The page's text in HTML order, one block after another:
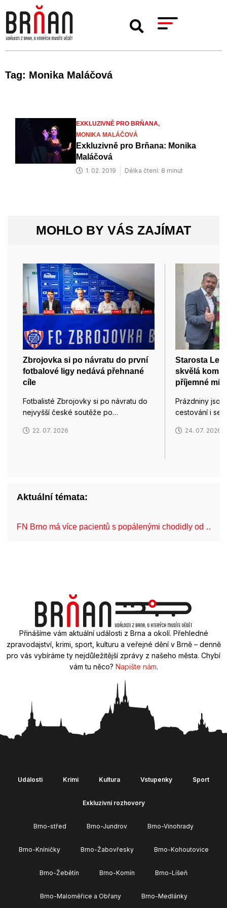
Tag: Monika Maláčová
EXKLUZIVNĚ PRO BRŇANA,
MONIKA MALÁČOVÁ
Exkluzivně pro Brňana: Monika
Maláčová
1. 02. 2019 Délka čtení: 8 minut
MOHLO BY VÁS ZAJÍMAT
Zbrojovka si po návratu do první
fotbalové ligy nedává přehnané
cíle
Fotbalisté Zbrojovky si po návratu do
nejvyšší české soutěže po…
22. 07. 2026
Starosta
skvělá
příjemné
Prázdniny
cestování i
24. 07. 2026
Aktuální témata:
FN Brno má více pacientů s popálenými chodidly od …
Přinášíme vám aktuální události z Brna a okolí. Přehledné
zpravodajství, krimi, sport, kulturu a veřejné dění v Brně – denně
pro vás vybíráme ty nejdůležitější zprávy z našeho města. Chybí
vám tu něco? Napište nám.
Události Krimi Kultura Vstupenky Sport
Exkluzivní rozhovory
Brno-střed Brno-Jundrov Brno-Vinohrady
Brno-Kníničky Brno-Žabovřesky Brno-Kohoutovice
Brno-Žebětín Brno-Komín Brno-Líšeň
Brno-Maloměřice a Obřany Brno-Medlánky